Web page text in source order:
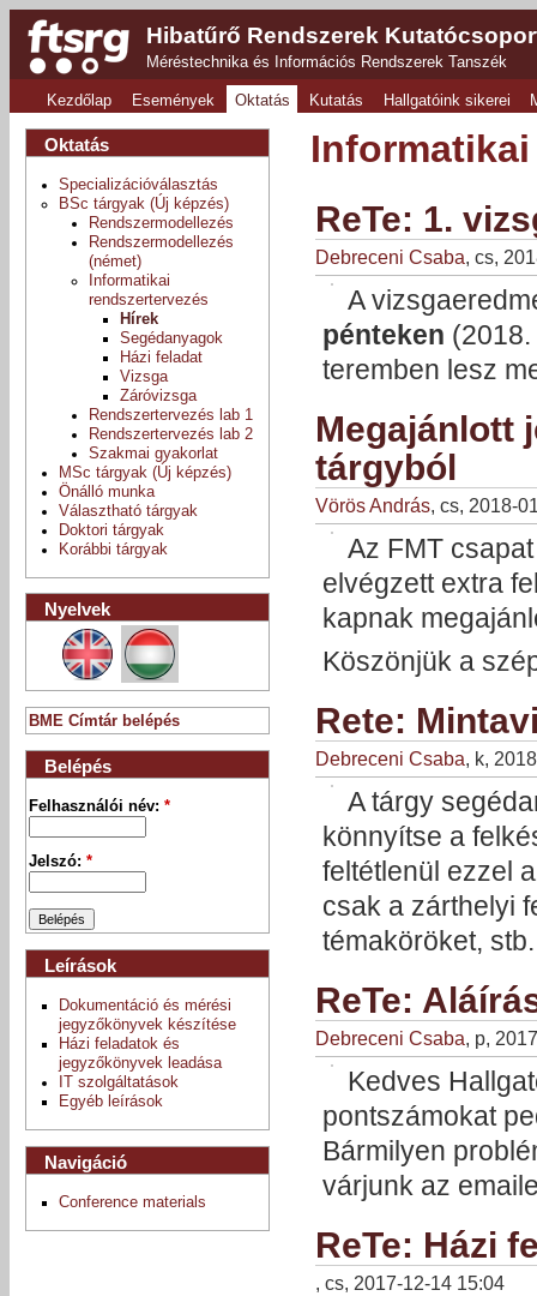
Hibatűrő Rendszerek
Méréstechnika és Információs Rendszerek Tanszék
Kezdőlap Események Oktatás Kutatás Hallgatóink sikerei
ReTe: 1.
Debreceni Csaba, cs,
A
pénteken
teremben lesz
Megajánlott
tárgyból
Vörös András, cs, 2018-
Az FMT
elvégzett extra
kapnak
Köszönjük a
Rete:
Debreceni Csaba, k,
A tárgy
könnyítse a
feltétlenül ezzel
csak a zárthelyi
témaköröket,
ReTe:
Debreceni Csaba, p,
Kedves
pontszámokat
Bármilyen
várjunk az
ReTe: Házi
, cs, 2017-12-14 15:04
Oktatás
Specializációválasztás
BSc tárgyak (Új képzés)
Rendszermodellezés
Rendszermodellezés
(német)
Informatikai
rendszertervezés
Hírek
Segédanyagok
Házi feladat
Vizsga
Záróvizsga
Rendszertervezés lab 1
Rendszertervezés lab 2
Szakmai gyakorlat
MSc tárgyak (Új képzés)
Önálló munka
Választható tárgyak
Doktori tárgyak
Korábbi tárgyak
Nyelvek
BME Címtár belépés
Belépés
Felhasználói név:*
Jelszó:*
Leírások
Dokumentáció és mérési
jegyzőkönyvek készítése
Házi feladatok és
jegyzőkönyvek leadása
IT szolgáltatások
Egyéb leírások
Navigáció
Conference materials